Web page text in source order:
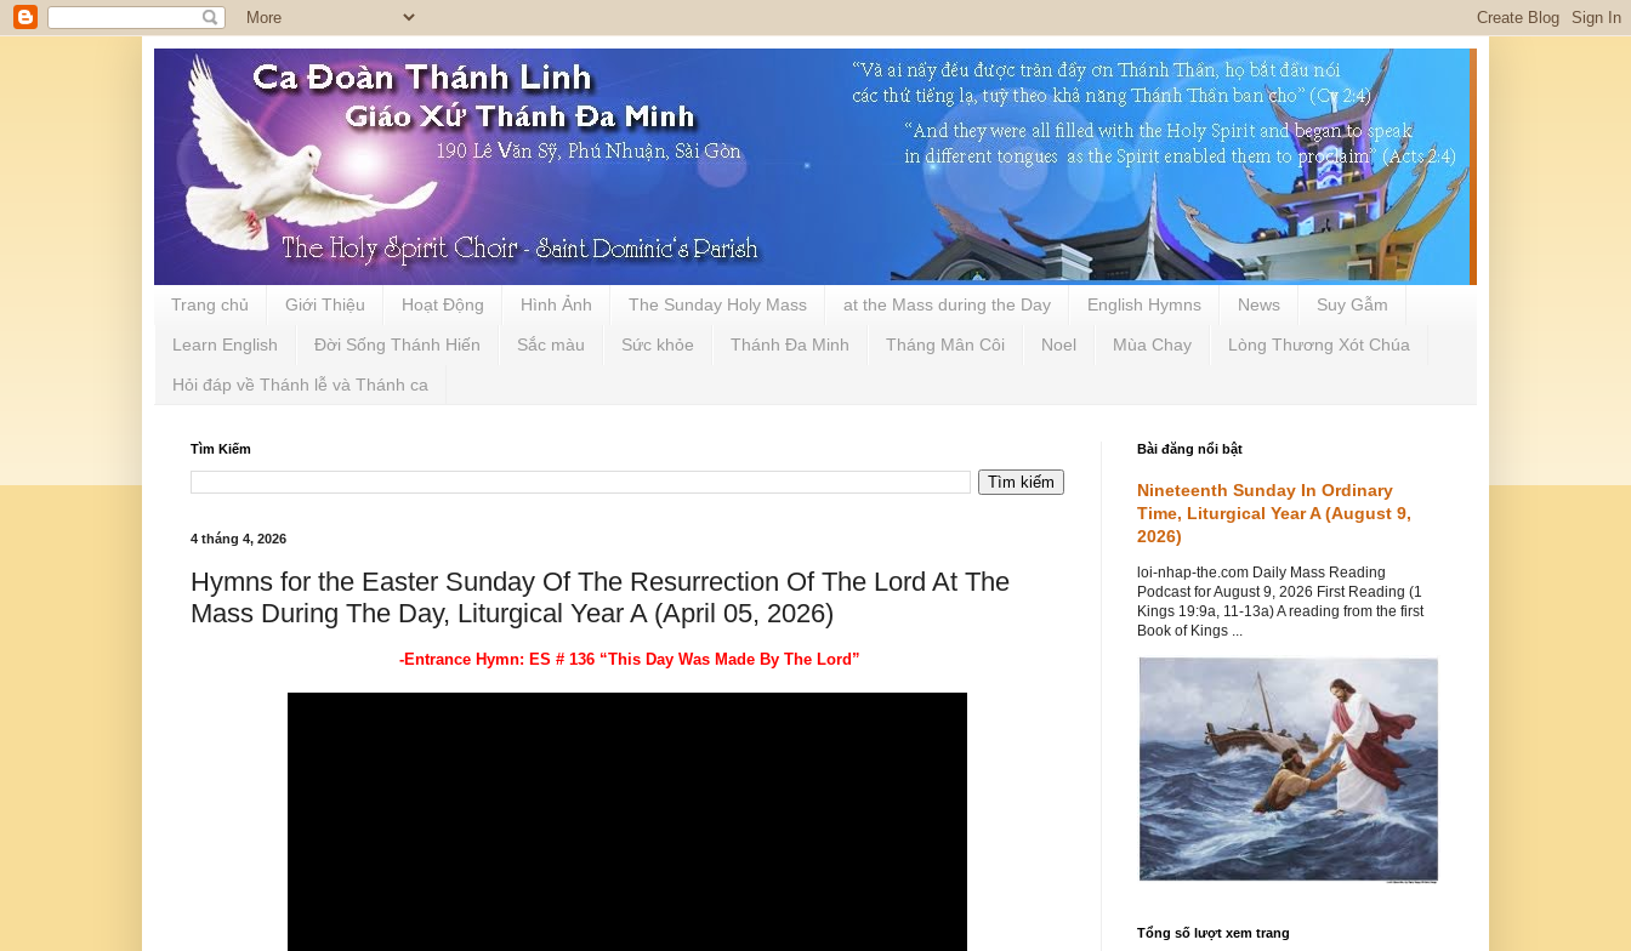
Trang chủ Giới Thiệu Hoạt Động Hình Ảnh The Sunday Holy Mass at the Mass during the Day English Hymns News Suy Gẫm
Learn English Đời Sống Thánh Hiến Sắc màu Sức khỏe Thánh Đa Minh Tháng Mân Côi Noel Mùa Chay Lòng Thương Xót Chúa
Hỏi đáp về Thánh lễ và Thánh ca
Tìm Kiếm
4 tháng 4, 2026
Hymns for the Easter Sunday Of The Resurrection Of The Lord At The
Mass During The Day, Liturgical Year A (April 05, 2026)
-Entrance Hymn: ES # 136 “This Day Was Made By The Lord”
Bài đăng nổi bật
Nineteenth Sunday In Ordinary
Time, Liturgical Year A (August 9,
2026)
loi-nhap-the.com Daily Mass Reading
Podcast for August 9, 2026 First Reading (1
Kings 19:9a, 11-13a) A reading from the first
Book of Kings ...
Tổng số lượt xem trang